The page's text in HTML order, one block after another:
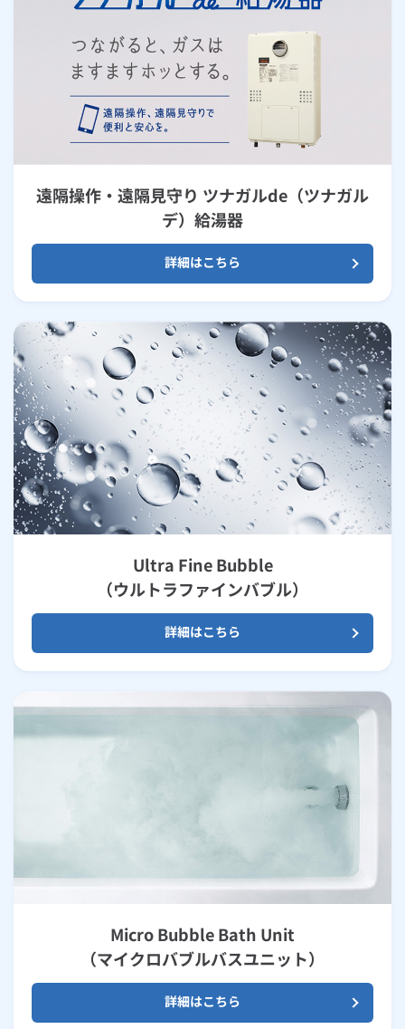
遠隔操作・遠隔見守り ツナガルde（ツナガル
デ）給湯器
詳細はこちら
Ultra Fine Bubble
（ウルトラファインバブル）
詳細はこちら
Micro Bubble Bath Unit
（マイクロバブルバスユニット）
詳細はこちら